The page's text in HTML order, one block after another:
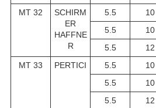
MT 32
SCHIRM
ER
HAFFNE
R
5.5 10
5.5
10
5.5
12
MT 33
PERTICI 5.5 10
5.5
10
5.5
12